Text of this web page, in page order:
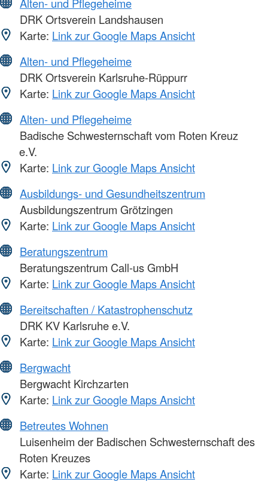
Alten- und Pflegeheime
DRK Ortsverein Landshausen
Karte: Link zur Google Maps Ansicht
Alten- und Pflegeheime
DRK Ortsverein Karlsruhe-Rüppurr
Karte: Link zur Google Maps Ansicht
Alten- und Pflegeheime
Badische Schwesternschaft vom Roten Kreuz
e.V.
Karte: Link zur Google Maps Ansicht
Ausbildungs- und Gesundheitszentrum
Ausbildungszentrum Grötzingen
Karte: Link zur Google Maps Ansicht
Beratungszentrum
Beratungszentrum Call-us GmbH
Karte: Link zur Google Maps Ansicht
Bereitschaften / Katastrophenschutz
DRK KV Karlsruhe e.V.
Karte: Link zur Google Maps Ansicht
Bergwacht
Bergwacht Kirchzarten
Karte: Link zur Google Maps Ansicht
Betreutes Wohnen
Luisenheim der Badischen Schwesternschaft des
Roten Kreuzes
Karte: Link zur Google Maps Ansicht